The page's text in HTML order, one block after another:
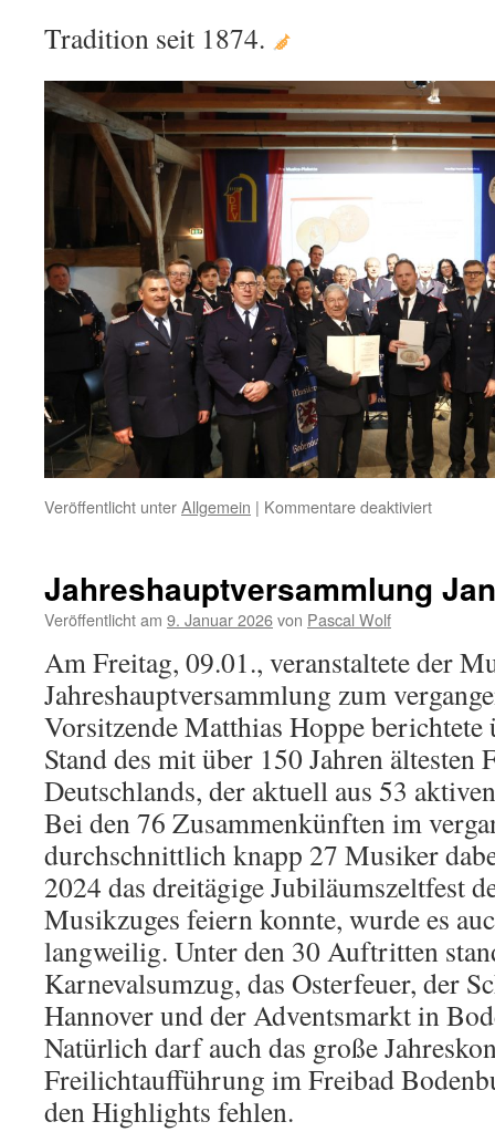
Tradition seit 1874.
Veröffentlicht unterAllgemein | Kommentare deaktiviertfür
Musica-
Plakette
Jahreshauptversammlung
Veröffentlicht am 9. Januar 2026von Pascal Wolf
Am Freitag, 09.01., veranstaltete der
Jahreshauptversammlung zum
Vorsitzende Matthias Hoppe berichtete
Stand des mit über 150 Jahren ältesten
Deutschlands, der aktuell aus 53
Bei den 76 Zusammenkünften im
durchschnittlich knapp 27 Musiker
2024 das dreitägige Jubiläumszeltfest
Musikzuges feiern konnte, wurde es
langweilig. Unter den 30 Auftritten
Karnevalsumzug, das Osterfeuer, der
Hannover und der Adventsmarkt in
Natürlich darf auch das große
Freilichtaufführung im Freibad
den Highlights fehlen.